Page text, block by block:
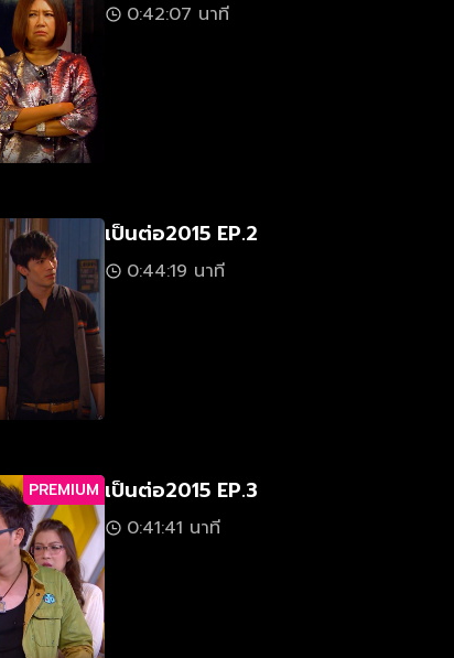
0:42:07 นาที
เป็นต่อ2015 EP.2
0:44:19 นาที
PREMIUM เป็นต่อ2015 EP.3
0:41:41 นาที